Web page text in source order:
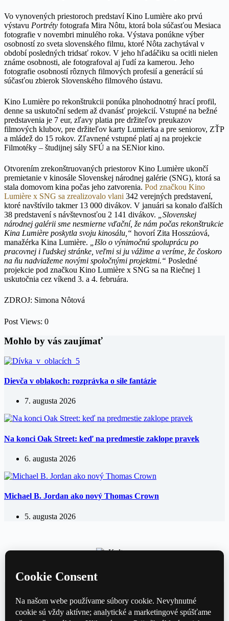
Vo vynovených priestoroch predstaví Kino Lumière ako prvú
výstavu Portréty fotografa Mira Nôtu, ktorá bola súčasťou Mesiaca
fotografie v novembri minulého roka. Výstava ponúkne výber
osobností zo sveta slovenského filmu, ktoré Nôta zachytával v
období posledných tridsať rokov. V jeho hľadáčiku sa ocitli nielen
známe osobnosti, ale fotografoval aj ľudí za kamerou. Jeho
fotografie osobností rôznych filmových profesií a generácií sú
súčasťou zbierok Slovenského filmového ústavu.
Kino Lumière po rekonštrukcii ponúka plnohodnotný hrací profil,
denne sa uskutoční sedem až dvanásť projekcií. Vstupné na bežné
predstavenia je 7 eur, zľavy platia pre držiteľov preukazov
filmových klubov, pre držiteľov karty Lumierka a pre seniorov, ZŤP
a mládež do 15 rokov. Zľavnené vstupné platí aj na projekcie
Filmotéky – študijnej sály SFÚ a na SENior kino.
Otvorením zrekonštruovaných priestorov Kino Lumière ukončí
premietanie v kinosále Slovenskej národnej galérie (SNG), ktorá sa
stala domovom kina počas jeho zatvorenia. Pod značkou Kino
Lumière x SNG sa zrealizovalo vlani 342 verejných predstavení,
ktoré navštívilo takmer 13 000 divákov. V januári sa konalo ďalších
38 predstavení s návštevnosťou 2 141 divákov.
„Slovenskej
národnej galérii sme nesmierne vďační, že nám počas rekonštrukcie
Kina Lumière poskytla svoju kinosálu,“ hovorí Zita Hosszúová,
manažérka Kina Lumière.
„Išlo o výnimočnú spoluprácu po
pracovnej i ľudskej stránke, veľmi si ju vážime a veríme, že čoskoro
na ňu nadviažeme novými spoločnými projektmi.“ Posledné
projekcie pod značkou Kino Lumière x SNG sa na Riečnej 1
uskutočnia cez víkend 3. a 4. februára.
ZDROJ: Simona Nôtová
Post Views: 0
Mohlo by vás zaujímať
Dievča v oblakoch: rozprávka o sile fantázie
7. augusta 2026
Na konci Oak Street: keď na predmestie zaklope pravek
6. augusta 2026
Michael B. Jordan ako nový Thomas Crown
5. augusta 2026
Divadlo
Film
Hudba